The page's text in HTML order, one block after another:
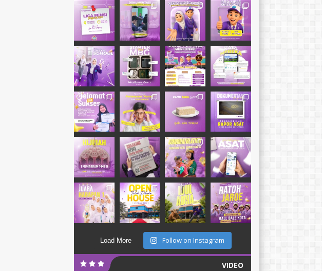
Load More Follow on Instagram
VIDEO